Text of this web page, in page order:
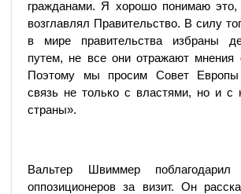
гражданами. Я хорошо понимаю это,
возглавлял Правительство. В силу
в мире правительства избраны
путем, не все они отражают мнения
Поэтому мы просим Совет Европы
связь не только с властями, но и с
страны».
Вальтер Швиммер поблагодарил
оппозиционеров за визит. Он